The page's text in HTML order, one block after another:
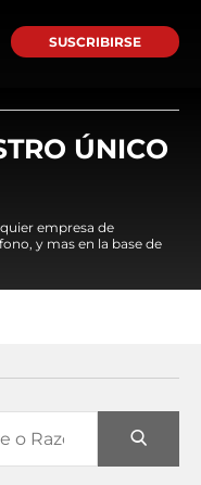
SUSCRIBIRSE
ÚNICO
empresa de
y mas en la base de